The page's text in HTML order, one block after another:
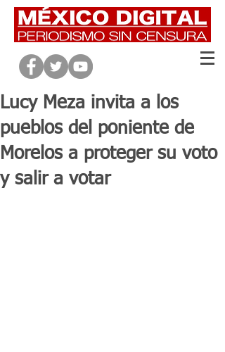
Lucy Meza invita a los
pueblos del poniente de
Morelos a proteger su voto
y salir a votar